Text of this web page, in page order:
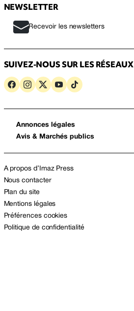
NEWSLETTER
Recevoir les newsletters
SUIVEZ-NOUS SUR LES RÉSEAUX
Annonces légales
Avis & Marchés publics
A propos d’Imaz Press
Nous contacter
Plan du site
Mentions légales
Préférences cookies
Politique de confidentialité